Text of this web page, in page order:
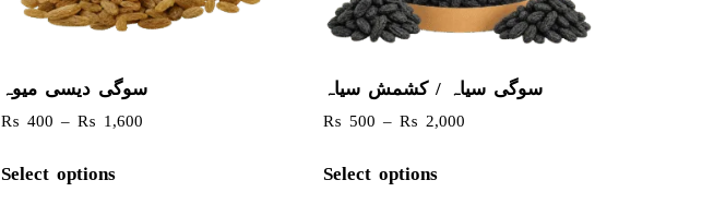
سوگی دیسی میوہ
₨ 400 – ₨ 1,600
Select options
سوگی سیاہ / کشمش سیاہ
₨ 500 – ₨ 2,000
Select options